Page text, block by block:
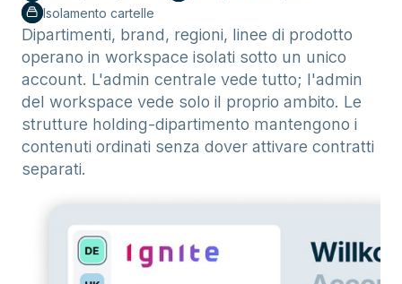
Isolamento cartelle
Dipartimenti, brand, regioni, linee di prodotto
operano in workspace isolati sotto un unico
account. L'admin centrale vede tutto; l'admin
del workspace vede solo il proprio ambito. Le
strutture holding-dipartimento mantengono i
contenuti ordinati senza dover attivare contratti
separati.